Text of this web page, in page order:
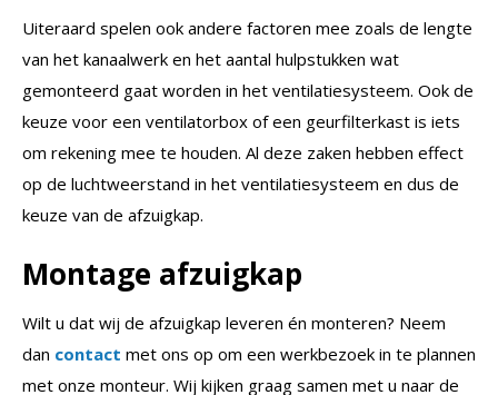
Uiteraard spelen ook andere factoren mee zoals de lengte
van het kanaalwerk en het aantal hulpstukken wat
gemonteerd gaat worden in het ventilatiesysteem. Ook de
keuze voor een ventilatorbox of een geurfilterkast is iets
om rekening mee te houden. Al deze zaken hebben effect
op de luchtweerstand in het ventilatiesysteem en dus de
keuze van de afzuigkap.
Montage afzuigkap
Wilt u dat wij de afzuigkap leveren én monteren? Neem
dan contact met ons op om een werkbezoek in te plannen
met onze monteur. Wij kijken graag samen met u naar de